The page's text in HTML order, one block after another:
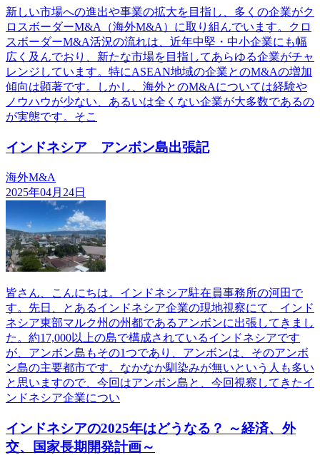
新しい市場への進出や事業の拡大を目指し、多くの企業がク
ロスボーダーM&A（海外M&A）に取り組んでいます。クロ
スボーダーM&A活況の流れは、近年中堅・中小企業にも幅
広く及んでおり、新たな市場を目指してあらゆる企業がチャ
レンジしています。特にASEAN地域の企業とのM&Aの増加
傾向は顕著です。しかし、海外とのM&Aについては経験や
ノウハウが少ない、あるいは全くない企業が大多数であるの
が実態です。そこ
インドネシア アンボン島出張記
海外M&A
2025年04月24日
皆さん、こんにちは。インドネシア駐在員事務所の河田で
す。先日、とあるインドネシア企業の現地視察にて、インド
ネシア東部マルク州の州都であるアンボンに出張してきまし
た。約17,000以上の島で構成されているインドネシアです
が、アンボン島もその1つであり、アンボンは、そのアンボ
ン島の主要都市です。なかなか馴染みが無いという人も多い
と思いますので、今回はアンボン島と、今回視察してきたイ
ンドネシア企業につい
インドネシアの2025年はどうなる？ ～経済、外
交、国家長期開発計画～